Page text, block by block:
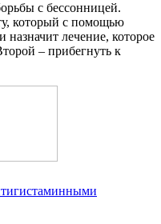
с бессонницей.
который с помощью
лечение, которое
– прибегнуть к